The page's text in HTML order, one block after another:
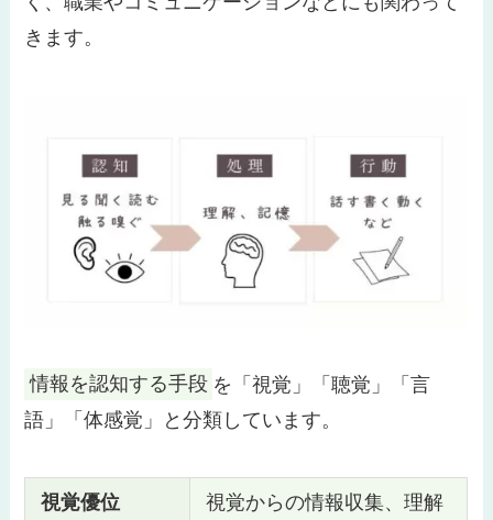
きます。
情報を認知する手段 を「視覚」「聴覚」「言
語」「体感覚」と分類しています。
視覚優位
視覚からの情報収集、理解